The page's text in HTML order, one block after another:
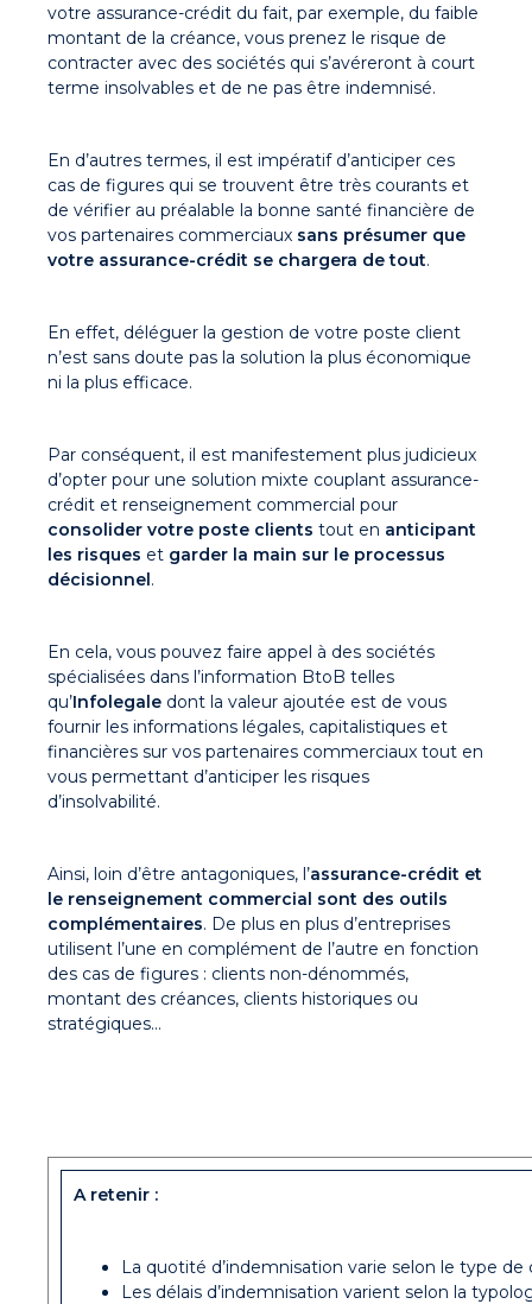
votre assurance-crédit du fait, par exemple, du faible
montant de la créance, vous prenez le risque de
contracter avec des sociétés qui s’avéreront à court
terme insolvables et de ne pas être indemnisé.
En d’autres termes, il est impératif d’anticiper ces
cas de figures qui se trouvent être très courants et
de vérifier au préalable la bonne santé financière de
vos partenaires commerciaux sans présumer que
votre assurance-crédit se chargera de tout.
En effet, déléguer la gestion de votre poste client
n’est sans doute pas la solution la plus économique
ni la plus efficace.
Par conséquent, il est manifestement plus judicieux
d’opter pour une solution mixte couplant assurance-
crédit et renseignement commercial pour
consolider votre poste clients tout en anticipant
les risques et garder la main sur le processus
décisionnel.
En cela, vous pouvez faire appel à des sociétés
spécialisées dans l’information BtoB telles
qu’Infolegale dont la valeur ajoutée est de vous
fournir les informations légales, capitalistiques et
financières sur vos partenaires commerciaux tout en
vous permettant d’anticiper les risques
d’insolvabilité.
Ainsi, loin d’être antagoniques, l’assurance-crédit et
le renseignement commercial sont des outils
complémentaires. De plus en plus d’entreprises
utilisent l’une en complément de l’autre en fonction
des cas de figures : clients non-dénommés,
montant des créances, clients historiques ou
stratégiques…
A retenir :
La quotité d’indemnisation varie selon le type
Les délais d’indemnisation varient selon la